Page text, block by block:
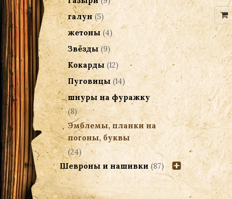
Добавить в корзину
галун (5)
жетоны (4)
Звёзды (9)
Кокарды (12)
Пуговицы (14)
шнуры на фуражку
(8)
Эмблемы, планки на
погоны, буквы
(24)
Шевроны и нашивки (87)